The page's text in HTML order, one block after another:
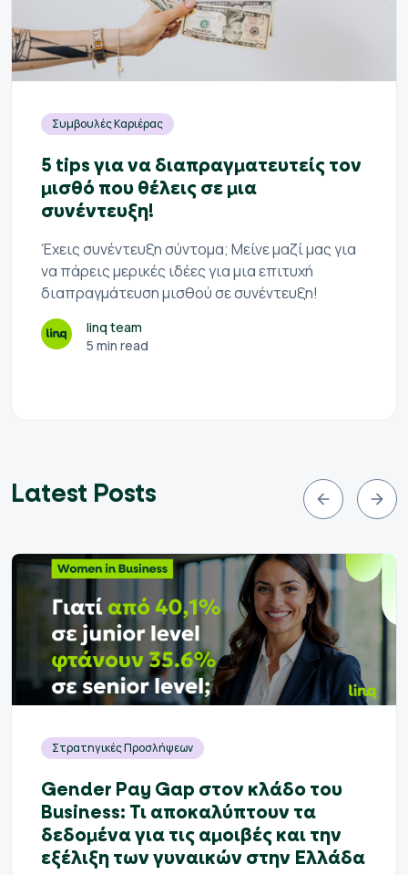
Συμβουλές Καριέρας
5 tips για να διαπραγματευτείς τον
μισθό που θέλεις σε μια
συνέντευξη!
Έχεις συνέντευξη σύντομα; Μείνε μαζί μας για
να πάρεις μερικές ιδέες για μια επιτυχή
διαπραγμάτευση μισθού σε συνέντευξη!
linq team
5 min read
Latest Posts
Στρατηγικές Προσλήψεων
Gender Pay Gap στον κλάδο του
Business: Τι αποκαλύπτουν τα
δεδομένα για τις αμοιβές και την
εξέλιξη των γυναικών στην Ελλάδα